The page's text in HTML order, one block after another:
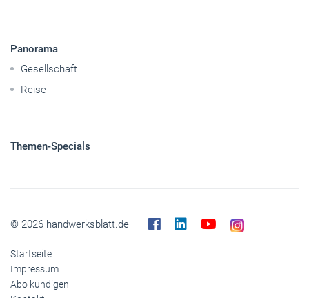
Panorama
Gesellschaft
Reise
Themen-Specials
© 2026 handwerksblatt.de
Startseite
Impressum
Abo kündigen